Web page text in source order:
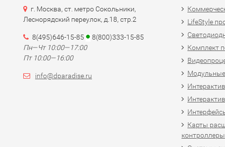
г. Москва, ст. метро Сокольники,
Леснорядский переулок, д.18, стр.2
8(495)646-15-85
8(800)333-15-85
Пн—Чт 10:00—17:00
Пт 10:00—16:00
info@dparadise.ru
LifeStyle
Комплект
Карты
контроллеры